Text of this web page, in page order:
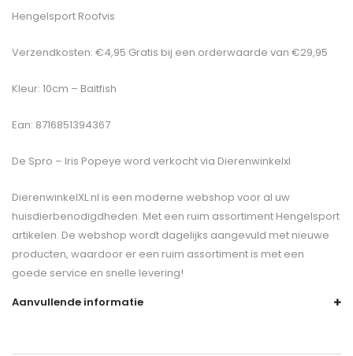
Hengelsport Roofvis
Verzendkosten: €4,95 Gratis bij een orderwaarde van €29,95
Kleur: 10cm – Baitfish
Ean: 8716851394367
De Spro – Iris Popeye word verkocht via Dierenwinkelxl
DierenwinkelXL.nl is een moderne webshop voor al uw
huisdierbenodigdheden. Met een ruim assortiment Hengelsport
artikelen. De webshop wordt dagelijks aangevuld met nieuwe
producten, waardoor er een ruim assortiment is met een
goede service en snelle levering!
Aanvullende informatie